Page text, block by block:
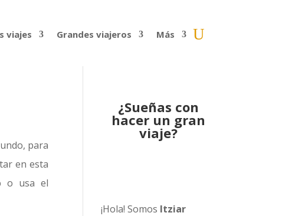
viajes Grandes viajeros Más
para
en esta
o usa el
¿Sueñas con
hacer un gran
viaje?
¡Hola! Somos Itziar